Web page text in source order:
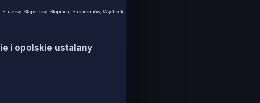
Stąporków, Stopnica, Suchedniów, Wąchock,
i opolskie ustalany